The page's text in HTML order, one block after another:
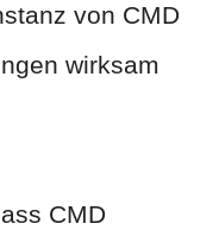
von CMD
wirksam
CMD